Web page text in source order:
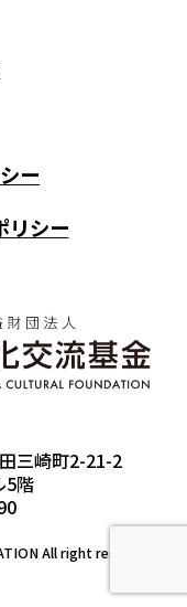
ー
リシー
三崎町2-21-2
5階
All right reserved.